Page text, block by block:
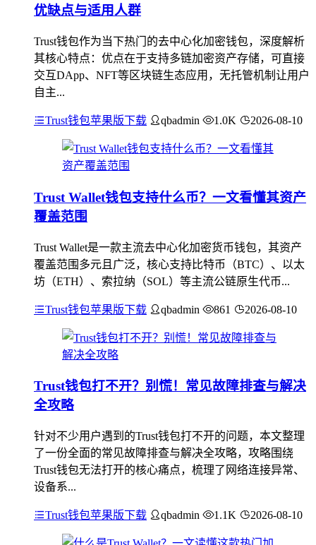
优缺点与适用人群
Trust钱包作为当下热门的去中心化加密钱包，深度解析
其核心特点：优点在于支持多链加密资产存储，可直接
交互DApp、NFT等区块链生态应用，无托管机制让用户
自主...
Trust钱包苹果版下载 qbadmin 1.0K 2026-08-10
Trust Wallet钱包支持什么币？一文看懂其资产
覆盖范围
Trust Wallet是一款主流去中心化加密货币钱包，其资产
覆盖范围多元且广泛，核心支持比特币（BTC）、以太
坊（ETH）、索拉纳（SOL）等主流公链原生代币...
Trust钱包苹果版下载 qbadmin 861 2026-08-10
Trust钱包打不开？别慌！常见故障排查与解决
全攻略
针对不少用户遇到的Trust钱包打不开的问题，本文整理
了一份全面的常见故障排查与解决全攻略，攻略围绕
Trust钱包无法打开的核心痛点，梳理了网络连接异常、
设备系...
Trust钱包苹果版下载 qbadmin 1.1K 2026-08-10